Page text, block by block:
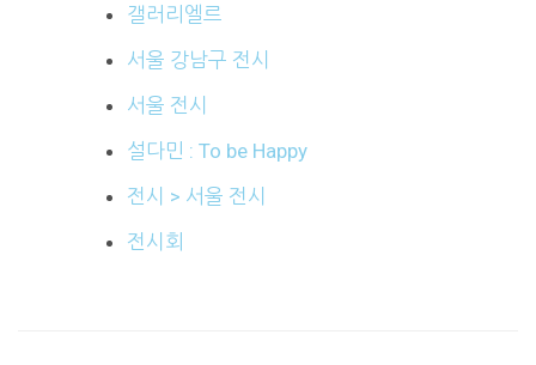
갤러리엘르
서울 강남구 전시
서울 전시
설다민 : To be Happy
전시 > 서울 전시
전시회